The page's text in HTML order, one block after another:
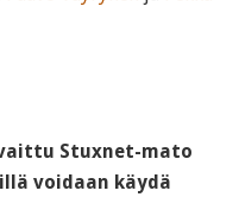
Stuxnet-mato
voidaan käydä